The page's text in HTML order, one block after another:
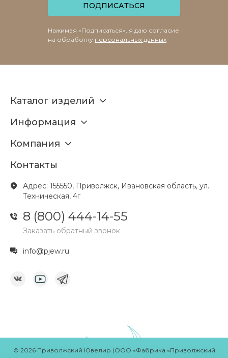
ПОДПИСАТЬСЯ
Нажимая «Подписаться», я даю согласие
на обработку персональных данных
Каталог изделий
Информация
Компания
Контакты
Адрес: 155550, Приволжск, Ивановская область, ул.
Техническая, 4г
8 (800) 444-14-55
Заказать обратный звонок
info@pjew.ru
© 2026 Приволжский Ювелир (ООО «Фабрика «Приволжский